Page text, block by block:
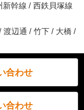
新幹線 / 西鉄貝塚線
渡辺通 / 竹下 / 大橋 /
合わせ
合わせ